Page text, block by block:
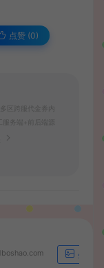
点赞 (0)
区跨服代金券内
务端+前后端源
生成海